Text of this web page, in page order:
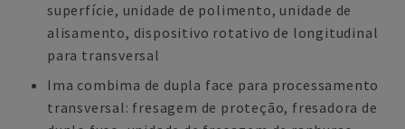
superfície, unidade de polimento, unidade de
alisamento, dispositivo rotativo de longitudinal
para transversal
Ima combima de dupla face para processamento
transversal: fresagem de proteção, fresadora de